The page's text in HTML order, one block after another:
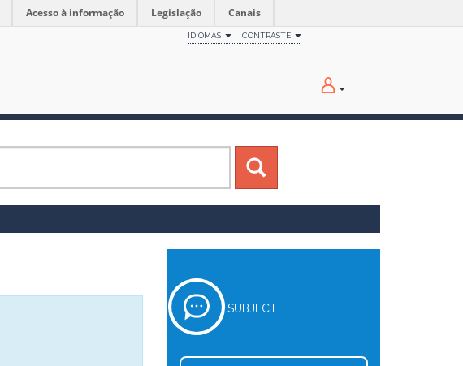
Acesso à informação Legislação Canais
IDIOMAS CONTRASTE
SUBJECT